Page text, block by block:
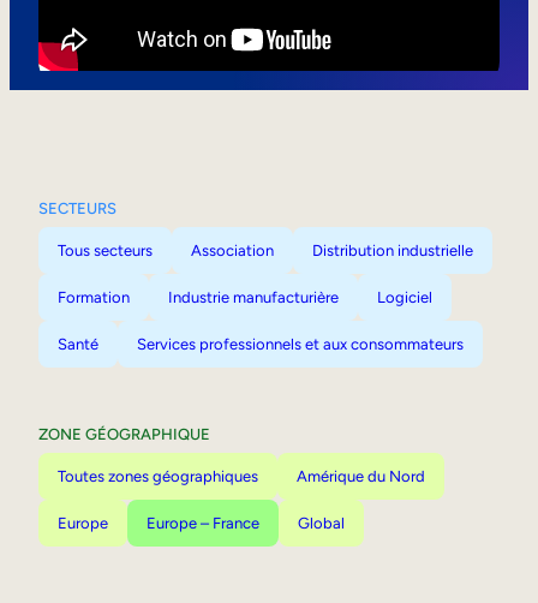
SECTEURS
Tous secteurs Association Distribution industrielle
Formation Industrie manufacturière Logiciel
Santé Services professionnels et aux consommateurs
ZONE GÉOGRAPHIQUE
Toutes zones géographiques Amérique du Nord
Europe Europe – France Global